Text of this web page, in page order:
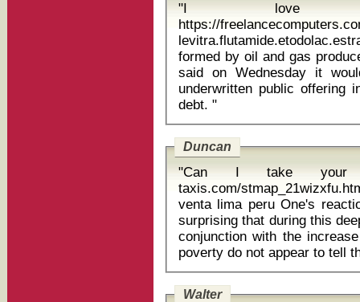
"I love
https://
levitra.flutamide.etodolac.estrace
formed by oil and gas
said on Wednesday it
underwritten public offering
debt. "
Duncan
"Can I take your
taxis.com/
venta lima peru One's reaction to statistics might be that it is not
surprising that during this
conjunction with the
Walter